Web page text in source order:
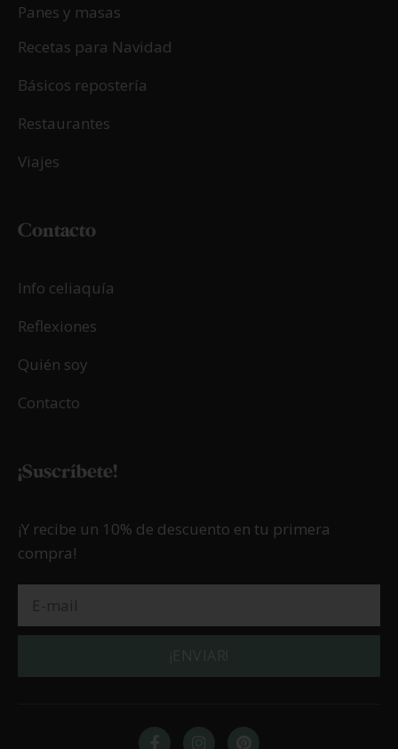
Panes y masas
Recetas para Navidad
Básicos repostería
Restaurantes
Viajes
Contacto
Info celiaquía
Reflexiones
Quién soy
Contacto
¡Suscríbete!
¡Y recibe un 10% de descuento en tu primera
compra!
¡ENVIAR!